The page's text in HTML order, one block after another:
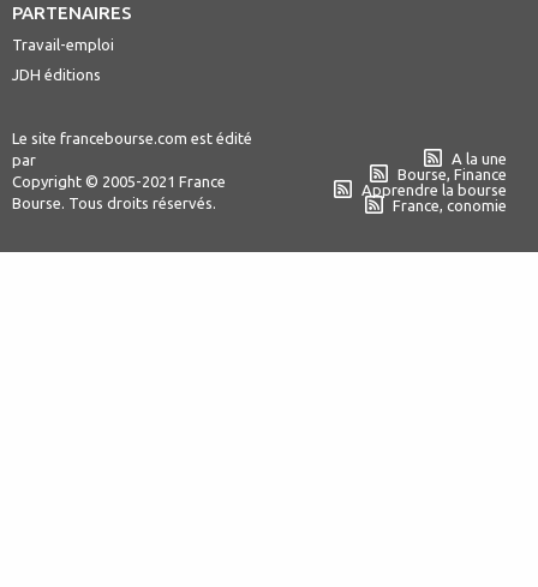
PARTENAIRES
Travail-emploi
JDH éditions
Le site francebourse.com est édité
par
Copyright © 2005-2021 France
Bourse. Tous droits réservés.
A la une
Bourse, Finance
Apprendre la bourse
France, conomie